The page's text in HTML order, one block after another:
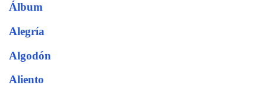
Álbum
Alegría
Algodón
Aliento